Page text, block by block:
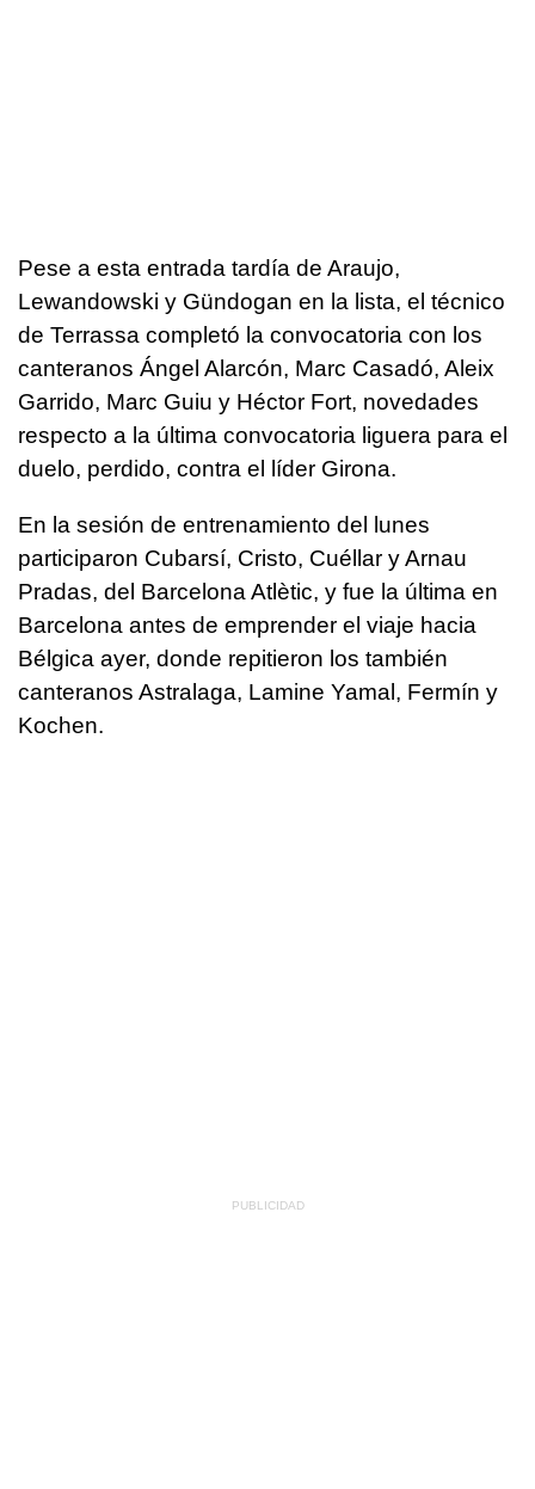
Pese a esta entrada tardía de Araujo,
Lewandowski y Gündogan en la lista, el técnico
de Terrassa completó la convocatoria con los
canteranos Ángel Alarcón, Marc Casadó, Aleix
Garrido, Marc Guiu y Héctor Fort, novedades
respecto a la última convocatoria liguera para el
duelo, perdido, contra el líder Girona.
En la sesión de entrenamiento del lunes
participaron Cubarsí, Cristo, Cuéllar y Arnau
Pradas, del Barcelona Atlètic, y fue la última en
Barcelona antes de emprender el viaje hacia
Bélgica ayer, donde repitieron los también
canteranos Astralaga, Lamine Yamal, Fermín y
Kochen.